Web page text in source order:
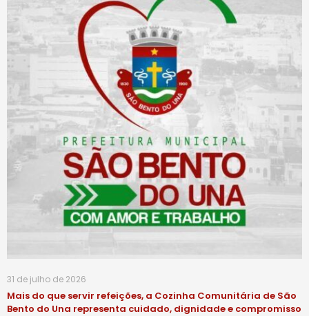
31 de julho de 2026
Mais do que servir refeições, a Cozinha Comunitária de São
Bento do Una representa cuidado, dignidade e compromisso